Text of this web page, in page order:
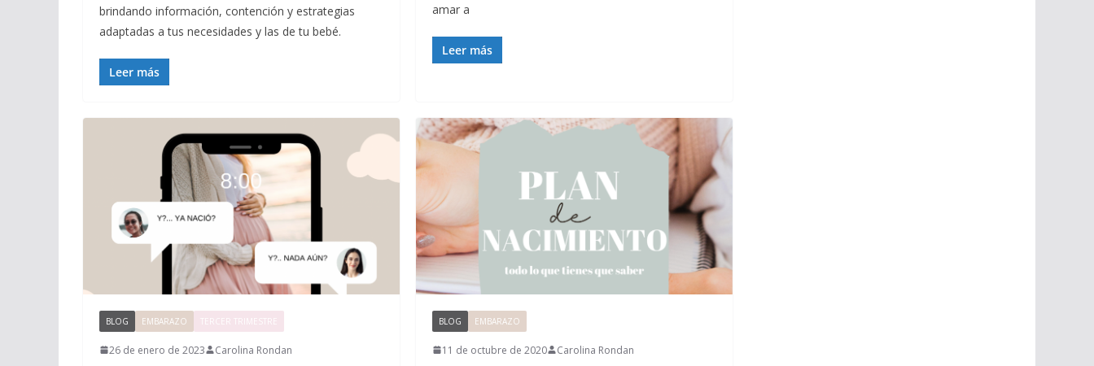
brindando información, contención y estrategias
adaptadas a tus necesidades y las de tu bebé.
Leer más
amar a
Leer más
BLOG EMBARAZO TERCER TRIMESTRE
26 de enero de 2023 Carolina Rondan
BLOG EMBARAZO
11 de octubre de 2020 Carolina Rondan